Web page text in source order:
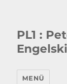
PL1 :
MENÜ